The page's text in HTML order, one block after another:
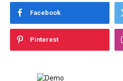
Facebook
Pinterest